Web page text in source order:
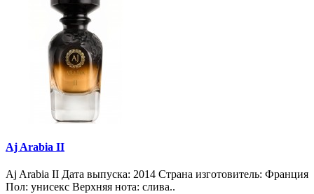
Aj Arabia II
Aj Arabia II Дата выпуска: 2014 Страна изготовитель: Франция
Пол: унисекс Верхняя нота: слива..